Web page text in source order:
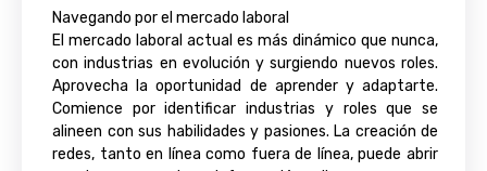
Navegando por el mercado laboral
El mercado laboral actual es más dinámico que nunca,
con industrias en evolución y surgiendo nuevos roles.
Aprovecha la oportunidad de aprender y adaptarte.
Comience por identificar industrias y roles que se
alineen con sus habilidades y pasiones. La creación de
redes, tanto en línea como fuera de línea, puede abrir